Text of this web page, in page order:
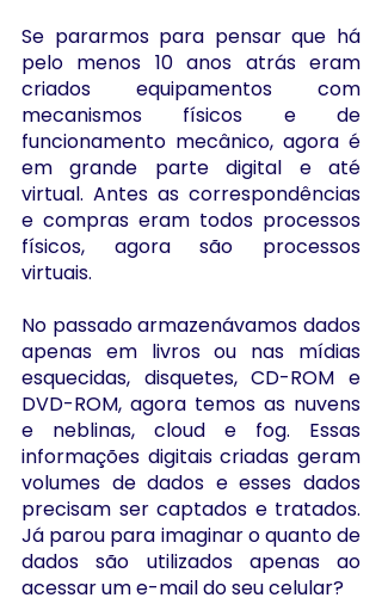
Se pararmos para pensar que há
pelo menos 10 anos atrás eram
criados equipamentos com
mecanismos físicos e de
funcionamento mecânico, agora é
em grande parte digital e até
virtual. Antes as correspondências
e compras eram todos processos
físicos, agora são processos
virtuais.
No passado armazenávamos dados
apenas em livros ou nas mídias
esquecidas, disquetes, CD-ROM e
DVD-ROM, agora temos as nuvens
e neblinas, cloud e fog. Essas
informações digitais criadas geram
volumes de dados e esses dados
precisam ser captados e tratados.
Já parou para imaginar o quanto de
dados são utilizados apenas ao
acessar um e-mail do seu celular?